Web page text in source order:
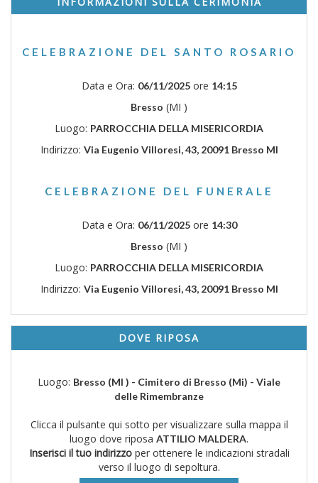
CELEBRAZIONE DEL SANTO ROSARIO
Data e Ora: 06/11/2025ore 14:15
Bresso (MI )
Luogo: PARROCCHIA DELLA MISERICORDIA
Indirizzo: Via Eugenio Villoresi, 43, 20091 Bresso MI
CELEBRAZIONE DEL FUNERALE
Data e Ora: 06/11/2025ore 14:30
Bresso (MI )
Luogo: PARROCCHIA DELLA MISERICORDIA
Indirizzo: Via Eugenio Villoresi, 43, 20091 Bresso MI
DOVE RIPOSA
Luogo: Bresso (MI ) - Cimitero di Bresso (Mi) - Viale
delle Rimembranze
Clicca il pulsante qui sotto per visualizzare sulla mappa il
luogo dove riposa ATTILIO MALDERA.
Inserisci il tuo indirizzoper ottenere le indicazioni stradali
verso il luogo di sepoltura.